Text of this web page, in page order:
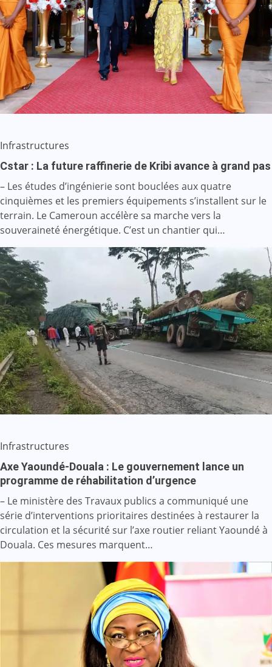
Infrastructures
Cstar : La future raffinerie de Kribi avance à grand pas
– Les études d’ingénierie sont bouclées aux quatre
cinquièmes et les premiers équipements s’installent sur le
terrain. Le Cameroun accélère sa marche vers la
souveraineté énergétique. C’est un chantier qui…
Infrastructures
Axe Yaoundé-Douala : Le gouvernement lance un
programme de réhabilitation d’urgence
– Le ministère des Travaux publics a communiqué une
série d’interventions prioritaires destinées à restaurer la
circulation et la sécurité sur l’axe routier reliant Yaoundé à
Douala. Ces mesures marquent…